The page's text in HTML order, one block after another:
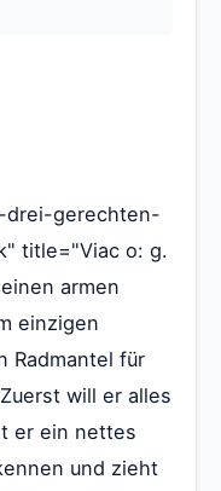
gerechten-
title="Viac o: g.
armen
einzigen
Radmantel für
will er alles
er ein nettes
und zieht